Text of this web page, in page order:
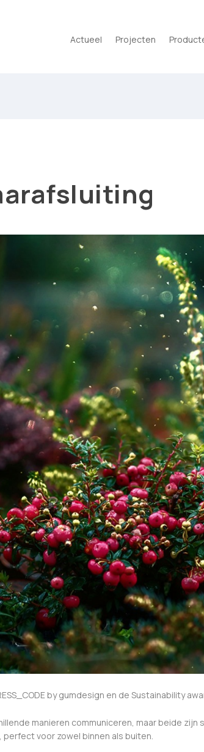
Actueel Projecten
by gumdesign en de Sustainability
manieren communiceren, maar beide
voor zowel binnen als buiten.